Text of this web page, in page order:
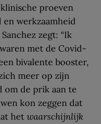
proeven
werkzaamheid
zegt: “Ik
met de Covid-
bivalente booster,
meer op zijn
om de prik aan te
kon zeggen dat
het waarschijnlijk